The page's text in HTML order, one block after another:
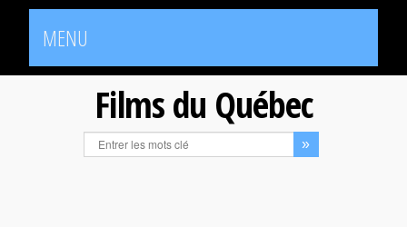
MENU
Films du Québec